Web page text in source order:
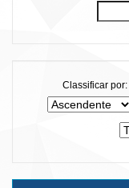
Classificar por: